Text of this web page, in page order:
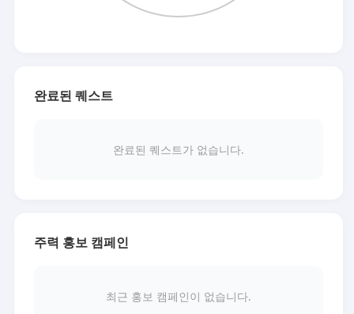
완료된 퀘스트
완료된 퀘스트가 없습니다.
주력 홍보 캠페인
최근 홍보 캠페인이 없습니다.